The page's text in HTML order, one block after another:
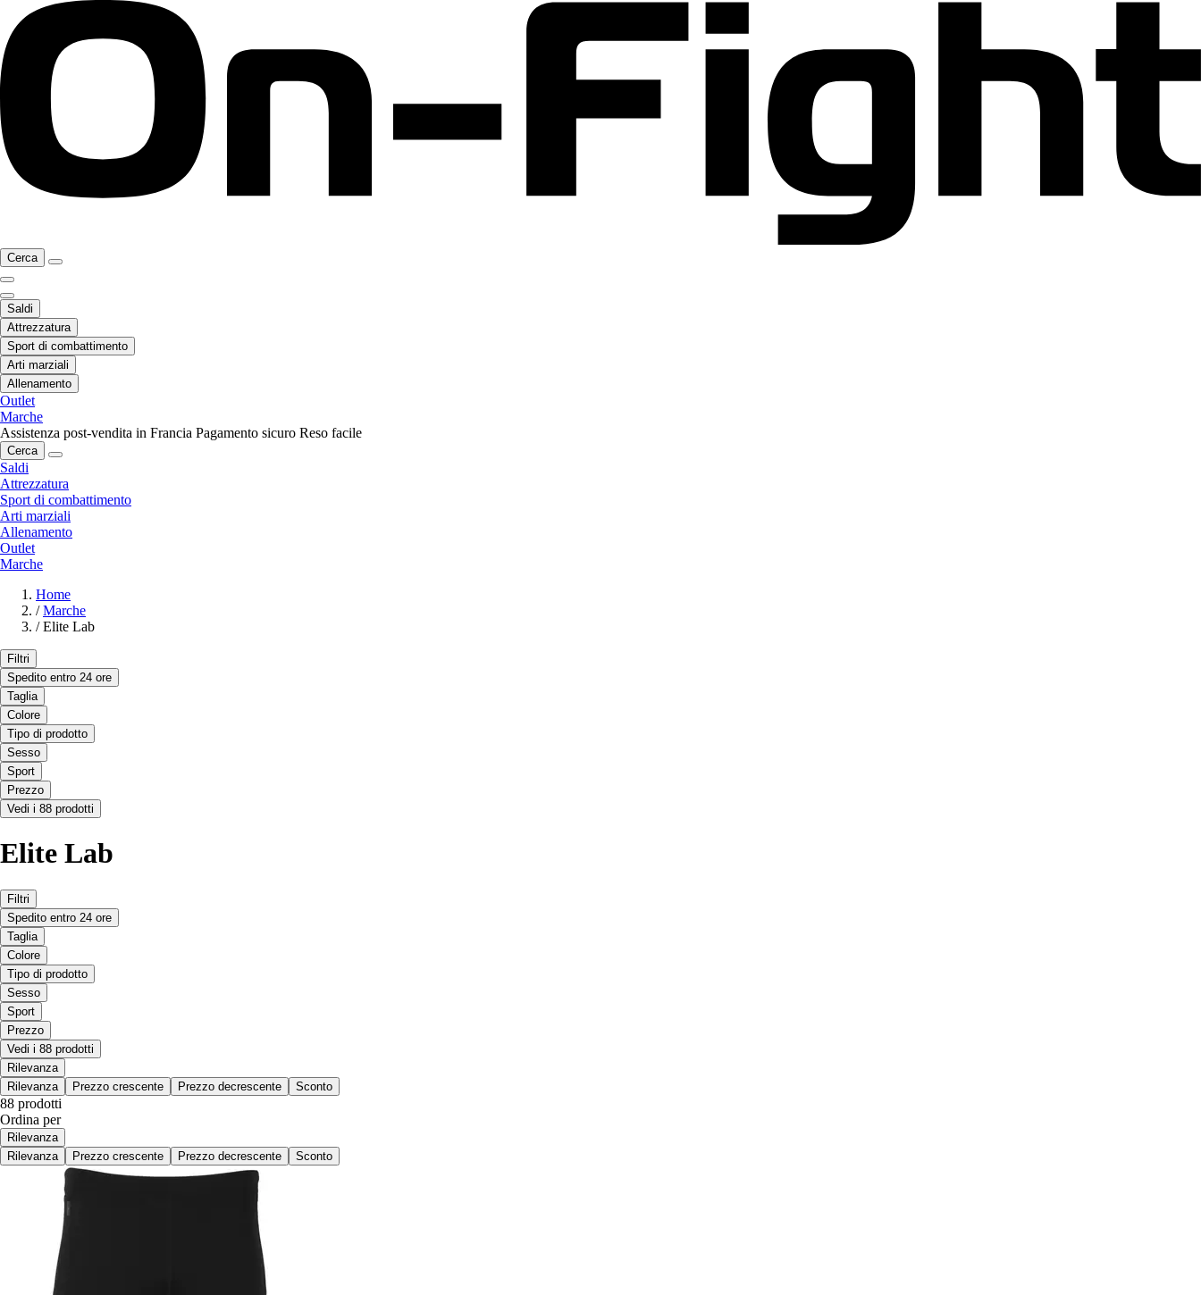
Cerca
Saldi
Attrezzatura
Sport di combattimento
Arti marziali
Allenamento
Outlet
Marche
Assistenza post-vendita in Francia Pagamento sicuro Reso facile
Cerca
Saldi
Attrezzatura
Sport di combattimento
Arti marziali
Allenamento
Outlet
Marche
Home
/ Marche
/ Elite Lab
Filtri
Spedito entro 24 ore
Taglia
Colore
Tipo di prodotto
Sesso
Sport
Prezzo
Vedi i 88 prodotti
Elite Lab
Filtri
Spedito entro 24 ore
Taglia
Colore
Tipo di prodotto
Sesso
Sport
Prezzo
Vedi i 88 prodotti
Rilevanza
Rilevanza
Prezzo crescente Prezzo decrescente Sconto
88 prodotti
Ordina per
Rilevanza
Rilevanza
Prezzo crescente Prezzo decrescente Sconto